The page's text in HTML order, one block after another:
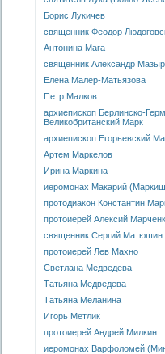
Борис Лукичев
священник Феодор
Антонина Мага
священник Александр
Елена Малер-Матьязова
Петр Малков
архиепископ Берлинско-
Великобританский Марк
архиепископ Егорьевский
Артем Маркелов
Ирина Маркина
иеромонах Макарий
протодиакон Константин
протоиерей Алексий
священник Сергий Матюшин
протоиерей Лев Махно
Светлана Медведева
Татьяна Медведева
Татьяна Меланина
Игорь Метлик
протоиерей Андрей Милкин
иеромонах Варфоломей